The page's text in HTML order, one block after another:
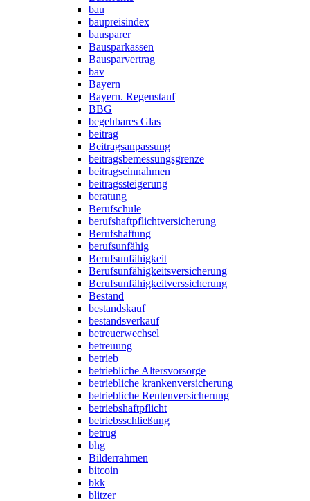
bau
baupreisindex
bausparer
Bausparkassen
Bausparvertrag
bav
Bayern
Bayern. Regenstauf
BBG
begehbares Glas
beitrag
Beitragsanpassung
beitragsbemessungsgrenze
beitragseinnahmen
beitragssteigerung
beratung
Berufschule
berufshaftpflichtversicherung
Berufshaftung
berufsunfähig
Berufsunfähigkeit
Berufsunfähigkeitsversicherung
Berufsunfähigkeitverssicherung
Bestand
bestandskauf
bestandsverkauf
betreuerwechsel
betreuung
betrieb
betriebliche Altersvorsorge
betriebliche krankenversicherung
betriebliche Rentenversicherung
betriebshaftpflicht
betriebsschließung
betrug
bhg
Bilderrahmen
bitcoin
bkk
blitzer